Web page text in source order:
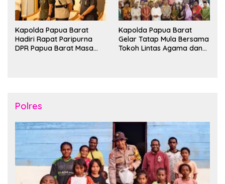
Kapolda Papua Barat
Hadiri Rapat Paripurna
DPR Papua Barat Masa
Kapolda Papua Barat
Gelar Tatap Mula Bersama
Tokoh Lintas Agama dan
Polres